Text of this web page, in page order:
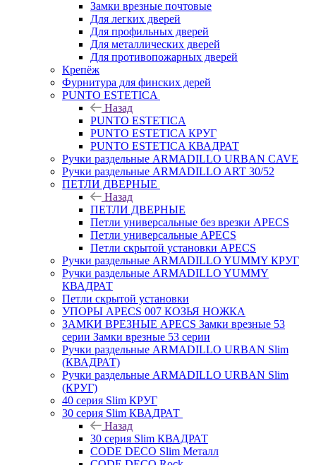
Замки врезные почтовые
Для легких дверей
Для профильных дверей
Для металлических дверей
Для противопожарных дверей
Крепёж
Фурнитура для финских дерей
PUNTO ESTETICA
Назад
PUNTO ESTETICA
PUNTO ESTETICA КРУГ
PUNTO ESTETICA КВАДРАТ
Ручки раздельные ARMADILLO URBAN CAVE
Ручки раздельные ARMADILLO ART 30/52
ПЕТЛИ ДВЕРНЫЕ
Назад
ПЕТЛИ ДВЕРНЫЕ
Петли универсальные без врезки APECS
Петли универсальные APECS
Петли скрытой установки APECS
Ручки раздельные ARMADILLO YUMMY КРУГ
Ручки раздельные ARMADILLO YUMMY
КВАДРАТ
Петли скрытой установки
УПОРЫ APECS 007 КОЗЬЯ НОЖКА
ЗАМКИ ВРЕЗНЫЕ APECS Замки врезные 53
серии Замки врезные 53 серии
Ручки раздельные ARMADILLO URBAN Slim
(КВАДРАТ)
Ручки раздельные ARMADILLO URBAN Slim
(КРУГ)
40 серия Slim КРУГ
30 серия Slim КВАДРАТ
Назад
30 серия Slim КВАДРАТ
CODE DECO Slim Металл